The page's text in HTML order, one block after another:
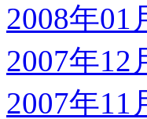
2008年01
2007年12
2007年11